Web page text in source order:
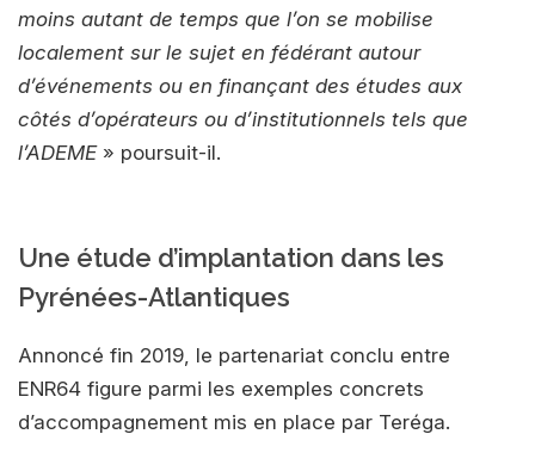
moins autant de temps que l’on se mobilise
localement sur le sujet en fédérant autour
d’événements ou en finançant des études aux
côtés d’opérateurs ou d’institutionnels tels que
l’ADEME» poursuit-il.
Une étude d’implantation dans les
Pyrénées-Atlantiques
Annoncé fin 2019, le partenariat conclu entre
ENR64 figure parmi les exemples concrets
d’accompagnement mis en place par Teréga.